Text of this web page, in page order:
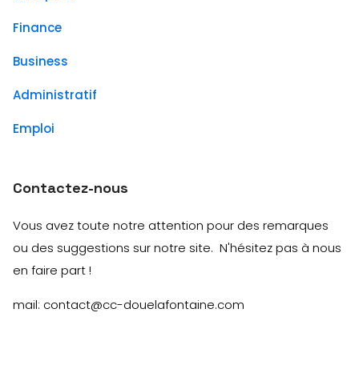
Finance
Business
Administratif
Emploi
Contactez-nous
Vous avez toute notre attention pour des remarques
ou des suggestions sur notre site. N'hésitez pas à nous
en faire part !
mail: contact@cc-douelafontaine.com